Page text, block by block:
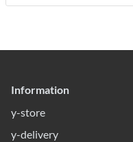
Information
y-store
y-delivery